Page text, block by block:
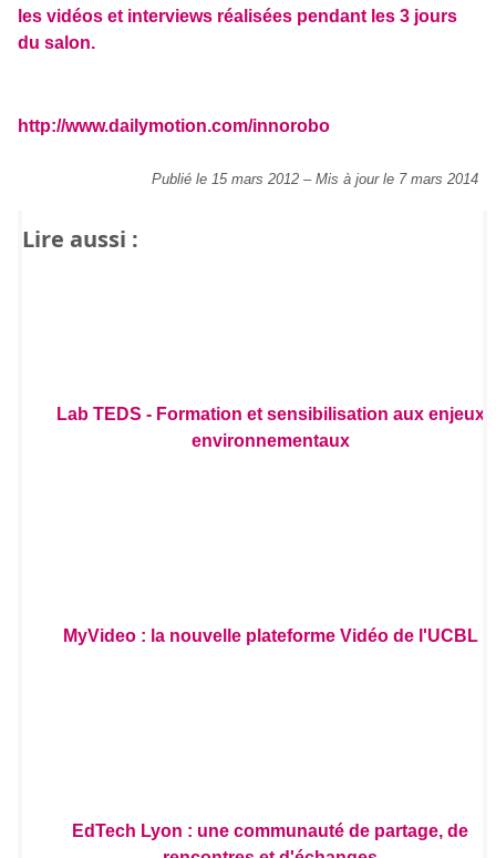
les vidéos et interviews réalisées pendant les 3 jours
du salon.
http://www.dailymotion.com/innorobo
Publié le 15 mars 2012 – Mis à jour le 7 mars 2014
Lire aussi :
Lab TEDS - Formation et sensibilisation aux enjeux
environnementaux
MyVideo : la nouvelle plateforme Vidéo de l'UCBL
EdTech Lyon : une communauté de partage, de